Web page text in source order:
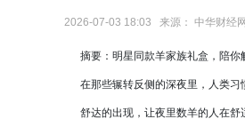
2026-07-03 18:03 来源： 中华财经网
摘要：明星同款羊家族礼盒，陪你
在那些辗转反侧的深夜里，人类习
舒达的出现，让夜里数羊的人在舒